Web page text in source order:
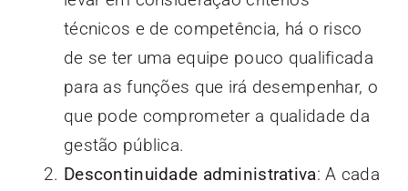
técnicos e de competência, há o risco
de se ter uma equipe pouco qualificada
para as funções que irá desempenhar, o
que pode comprometer a qualidade da
gestão pública.
Descontinuidade administrativa: A cada